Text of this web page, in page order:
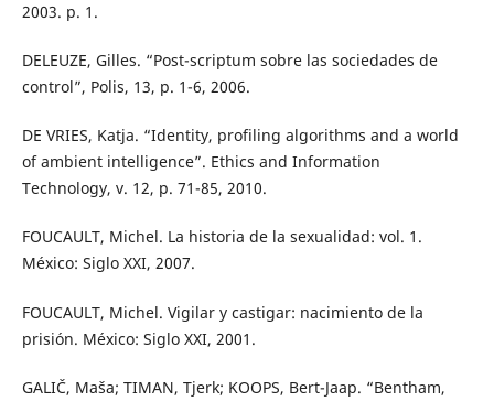
2003. p. 1.
DELEUZE, Gilles. “Post-scriptum sobre las sociedades de
control”, Polis, 13, p. 1-6, 2006.
DE VRIES, Katja. “Identity, profiling algorithms and a world
of ambient intelligence”. Ethics and Information
Technology, v. 12, p. 71-85, 2010.
FOUCAULT, Michel. La historia de la sexualidad: vol. 1.
México: Siglo XXI, 2007.
FOUCAULT, Michel. Vigilar y castigar: nacimiento de la
prisión. México: Siglo XXI, 2001.
GALIČ, Maša; TIMAN, Tjerk; KOOPS, Bert-Jaap. “Bentham,